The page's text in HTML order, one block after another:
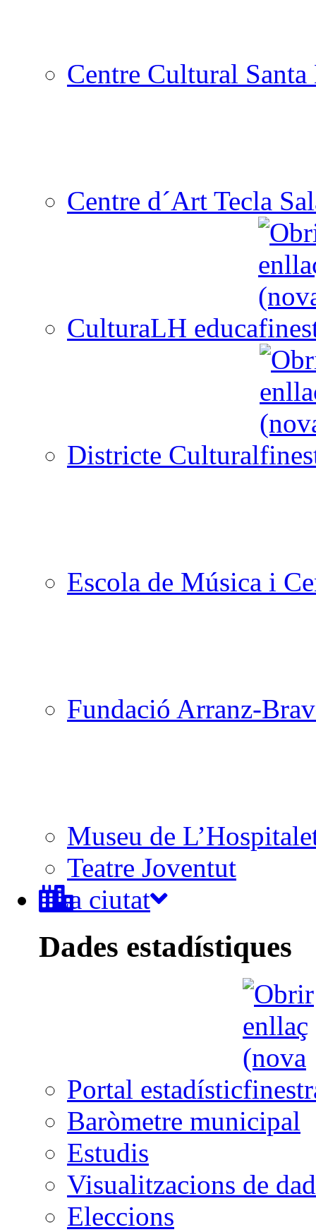
Centre Cultural
Centre d´Art Tecla
CulturaLH educa
Districte Cultural
Escola de Música i
Fundació Arranz-
Museu de
Teatre Joventut
La ciutat
Dades estadístiques
Portal estadístic
Baròmetre municipal
Estudis
Visualitzacions de
Eleccions